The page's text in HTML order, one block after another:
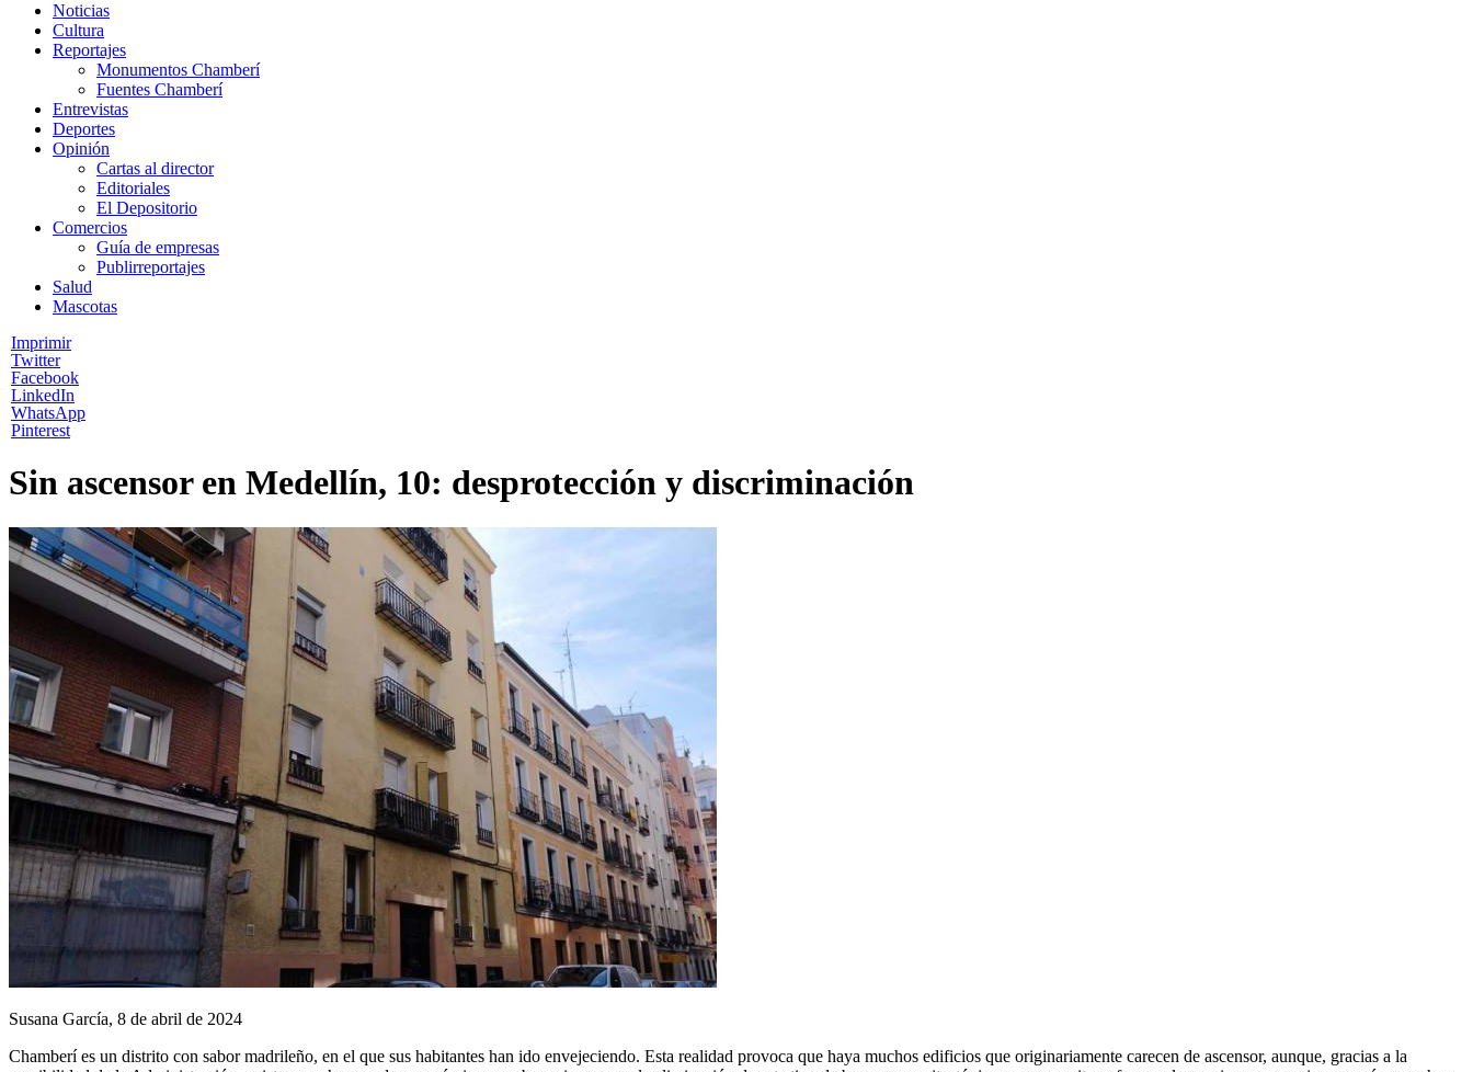
Noticias
Cultura
Reportajes
Monumentos Chamberí
Fuentes Chamberí
Entrevistas
Deportes
Opinión
Cartas al director
Editoriales
El Depositorio
Comercios
Guía de empresas
Publirreportajes
Salud
Mascotas
Imprimir
Twitter
Facebook
LinkedIn
WhatsApp
Pinterest
Sin ascensor en Medellín, 10: desprotección y discriminación
Susana García, 8 de abril de 2024
Chamberí es un distrito con sabor madrileño, en el que sus habitantes han ido envejeciendo. Esta realidad provoca que haya muchos edificios que originariamente carecen de ascensor, aunque, gracias a la